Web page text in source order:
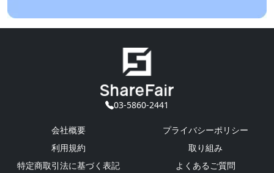
03-5860-2441
会社概要
プライバシーポリシー
利用規約
取り組み
特定商取引法に基づく表記
よくあるご質問